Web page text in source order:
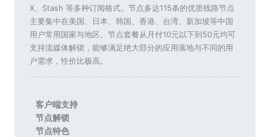
X、Stash 等多种订阅格式。节点多达115条的优质线路节点
主要集中在美国、日本、韩国、香港、台湾、新加坡等中国
用户常用国家与地区。节点套餐从月付10元以下到50元均可
支持流媒体解锁，能够满足绝大部分的应用落地与不同的用
户需求，性价比极高。
客户端支持
节点解锁
节点特色